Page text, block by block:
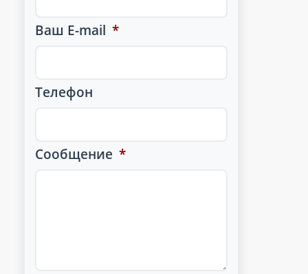
Ваш E-mail *
Телефон
Сообщение *